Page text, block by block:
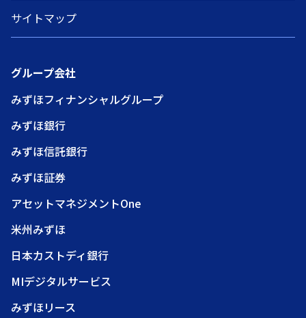
サイトマップ
グループ会社
みずほフィナンシャルグループ
みずほ銀行
みずほ信託銀行
みずほ証券
アセットマネジメントOne
米州みずほ
日本カストディ銀行
MIデジタルサービス
みずほリース